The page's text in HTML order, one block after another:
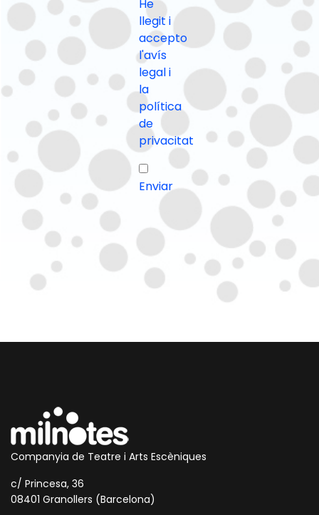
He
llegit i
accepto
l'avís
legal i
la
política
de
privacitat
Enviar
Companyia de Teatre i Arts Escèniques
c/ Princesa, 36
08401 Granollers (Barcelona)